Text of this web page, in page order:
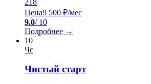
Цена9 500 ₽/мес
9.0/ 10
Подробнее →
10
Чс
Чистый старт